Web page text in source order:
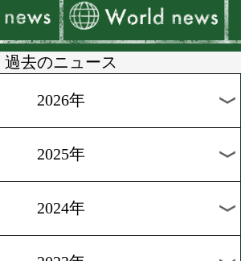
ヤモンドファスト賞
[コロナ対策]2021.2.22
3月からの試合前PCR検査
計量時に実施
[東日本協会]2021.2.17
試合動画の撮影はNG
[コロナ対策]2021.2.5